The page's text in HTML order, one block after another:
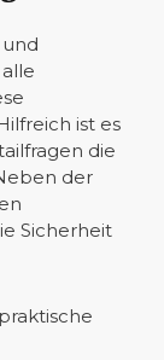
ist es
die
der
Sicherheit